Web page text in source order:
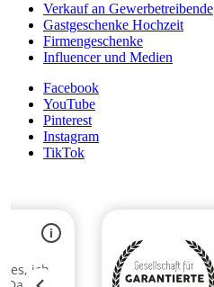
Verkauf an Gewerbetreibende
Gastgeschenke Hochzeit
Firmengeschenke
Influencer und Medien
Facebook
YouTube
Pinterest
Instagram
TikTok